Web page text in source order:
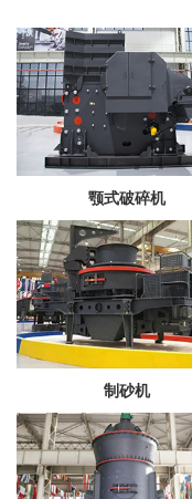
颚式破碎机
制砂机